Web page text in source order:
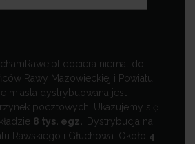
dociera niemal do
Rawy Mazowieckiej i Powiatu
miasta dystrybuowana jest
pocztowych. Ukazujemy się
8 tys. egz. Dystrybucja na
Rawskiego i Głuchowa. Około 4